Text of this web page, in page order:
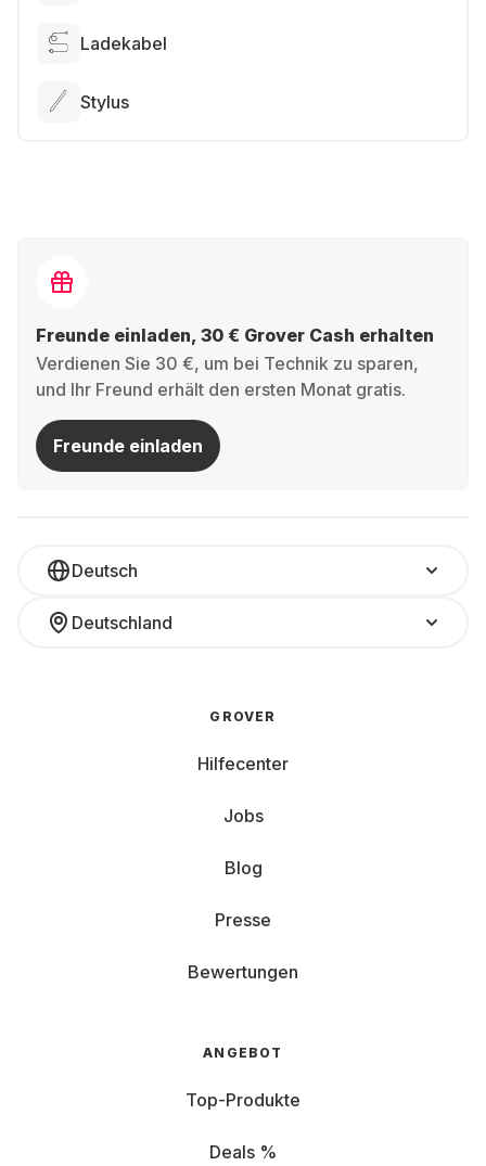
Ladekabel
Stylus
Freunde einladen, 30 € Grover Cash erhalten
Verdienen Sie 30 €, um bei Technik zu sparen,
und Ihr Freund erhält den ersten Monat gratis.
Freunde einladen
Deutsch
Deutschland
GROVER
Hilfecenter
Jobs
Blog
Presse
Bewertungen
ANGEBOT
Top-Produkte
Deals %